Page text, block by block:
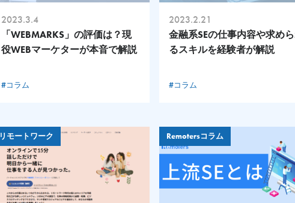
2023.3.4
「WEBMARKS」の評価は？現
役WEBマーケターが本音で解説
#コラム
2023.2.21
金融系SEの仕事内容や求め
るスキルを経験者が解説
#コラム
リモートワーク Remotersコラム